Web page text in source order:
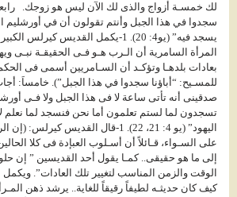
لك خمسـة أزواج والذى لك الآن ليس هو زوجك. رابعآ:
سجدوا في هذا الجبل وأنتم تقولون أن في أورشليم
يسجد فيه” (يو4: 20). 1-يكمل القديس
المرأة السامرية أن الـرب هـو فـى الحقيقـة نبـى
بعادات بلدهـا وتؤكـد أن السـامريين أسمى فى
للمسـيح: “أباؤنا سجدوا في هذا الجبل”). خامساَ:
صدقينى أنه تأتى ساعة لا فى هذا الجبل ولا فـى
تسجدون لما لستم تعلمون أما نحن فنسجد لما نعلم
اليهود” (يو 4: 21، 22). 1-قال القديس
على السـواء، قـائلاً أن أسـلوب العبإدة فى كلا
إلى ما هو حقيقى.. كمـا يقول أحد القديسين ” إن
الوقت والزمن المناسب لتغيير تلك العادات”.
كيف كان حديثـه لطيفاً رقيقاً للغاية.. يرشد ذهن